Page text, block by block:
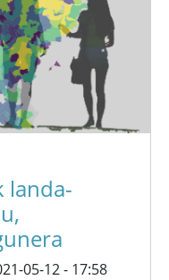
landa-
05-12 - 17:58